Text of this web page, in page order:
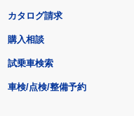
カタログ請求
購入相談
試乗車検索
車検/点検/整備予約